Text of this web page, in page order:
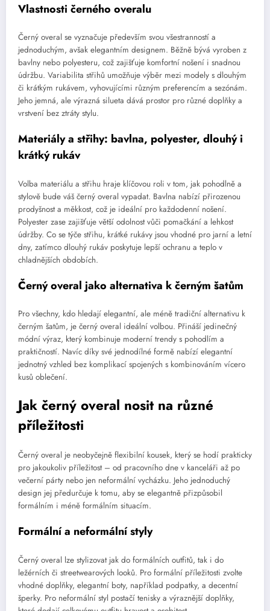
Vlastnosti černého overalu
Černý overal se vyznačuje především svou všestranností a
jednoduchým, avšak elegantním designem. Běžně bývá vyroben z
bavlny nebo polyesteru, což zajišťuje komfortní nošení i snadnou
údržbu. Variabilita střihů umožňuje výběr mezi modely s dlouhým
či krátkým rukávem, vyhovujícími různým preferencím a sezónám.
Jeho jemná, ale výrazná silueta dává prostor pro různé doplňky a
vrstvení bez ztráty stylu.
Materiály a střihy: bavlna, polyester, dlouhý i
krátký rukáv
Volba materiálu a střihu hraje klíčovou roli v tom, jak pohodlně a
stylově bude váš černý overal vypadat. Bavlna nabízí přirozenou
prodyšnost a měkkost, což je ideální pro každodenní nošení.
Polyester zase zajišťuje větší odolnost vůči pomačkání a lehkost
údržby. Co se týče střihu, krátké rukávy jsou vhodné pro jarní a letní
dny, zatímco dlouhý rukáv poskytuje lepší ochranu a teplo v
chladnějších obdobích.
Černý overal jako alternativa k černým šatům
Pro všechny, kdo hledají elegantní, ale méně tradiční alternativu k
černým šatům, je černý overal ideální volbou. Přináší jedinečný
módní výraz, který kombinuje moderní trendy s pohodlím a
praktičností. Navíc díky své jednodílné formě nabízí elegantní
jednotný vzhled bez komplikací spojených s kombinováním vícero
kusů oblečení.
Jak černý overal nosit na různé
příležitosti
Černý overal je neobyčejně flexibilní kousek, který se hodí prakticky
pro jakoukoliv příležitost – od pracovního dne v kanceláři až po
večerní párty nebo jen neformální vycházku. Jeho jednoduchý
design jej předurčuje k tomu, aby se elegantně přizpůsobil
formálním i méně formálním situacím.
Formální a neformální styly
Černý overal lze stylizovat jak do formálních outfitů, tak i do
ležérních či streetwearových looků. Pro formální příležitosti zvolte
vhodné doplňky, elegantní boty, například podpatky, a decentní
šperky. Pro neformální styl postačí tenisky a výraznější doplňky,